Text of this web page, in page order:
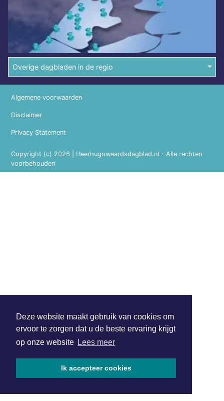
Deze website maakt gebruik van cookies om
ervoor te zorgen dat u de beste ervaring krijgt
op onze website Lees meer
Ik accepteer cookies
Overige dagbladen in de regio
Copyright (c) 2026 | Heerhugowaardsdagblad.nl - Alle rechten
voorbehouden
Algemene voorwaarden
Disclaimer
Privacy Statement